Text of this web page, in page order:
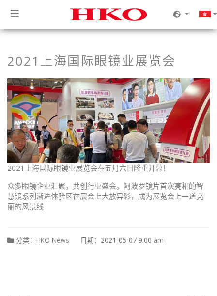
2021上海国际眼镜业展览会
2021上海国际眼镜业展览会在五月六日隆重开幕！
众多眼镜企业汇聚，共创行业盛会。阿波罗镜片首次亮相的智
慧镜系列渐进体验区在展会上大放异彩，成为展览会上一道亮
丽的风景线
分类： HKO News 日期：2021-05-07 9:00 am